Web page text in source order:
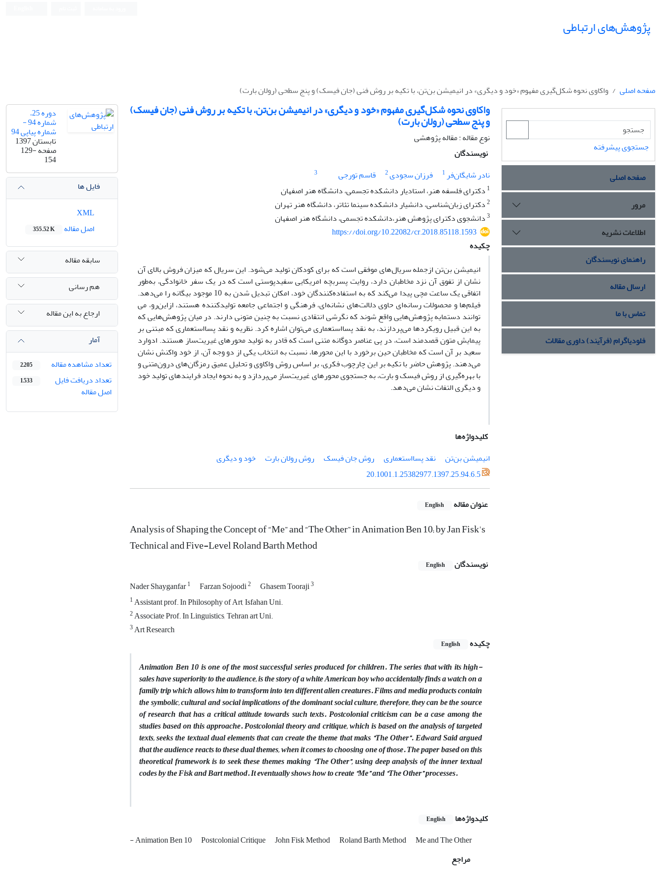
پژوهش‌های ارتباطی
صفحه اصلی واکاوی نحوه شکل‌گیری مفهوم «خود و دیگری» در انیمیشن بن‌تن، با تکیه بر روش فنی (جان فیسک) و پنج سطحی (رولان بارت)
واکاوی نحوه شکل‌گیری مفهوم «خود و دیگری» در انیمیشن بن‌تن، با تکیه بر روش فنی (جان فیسک)
و پنج سطحی (رولان بارت)
نوع مقاله : مقاله پژوهشی
نویسندگان
نادر شایگان‌فر1 فرزان سجودی2 قاسم تورجی
3
1 دکترای فلسفه هنر، استادیار دانشکده تجسمی، دانشگاه هنر اصفهان
2دکترای زبان‌شناسی، دانشیار دانشکده سینما تئاتر، دانشگاه هنر تهران
3دانشجوی دکترای پژوهش هنر،دانشکده تجسمی، دانشگاه هنر اصفهان
https://doi.org/10.22082/cr.2018.85118.1593
چکیده
انیمیشن بن‌­تن ازجمله سریال‌های موفقی است که برای کودکان تولید می­‌شود. این سریال که میزان فروش بالای آن
نشان از تفوق آن نزد مخاطبان دارد، روایت پسربچه امریکایی سفیدپوستی است که در یک سفر خانوادگی، به­‌طور
اتفاقی یک ساعت مچی پیدا می­‌کند که به استفاده‌کنندگان خود، امکان تبدیل شدن به 10 موجود بیگانه را می­‌دهد.
فیلم­‌ها و محصولات رسانه­‌ای حاوی دلالت‌های نشانه­‌ای، فرهنگی و اجتماعی جامعه تولیدکننده هستند، ازاین‌رو، می­‌
توانند دستمایه پژوهش‌­هایی واقع شوند که نگرشی انتقادی نسبت به چنین متونی دارند. در میان پژوهش­‌هایی که
به این قبیل رویکردها می‌پردازند، به نقد پسااستعماری می­‌توان اشاره کرد. نظریه و نقد پسااستعماری که مبتنی بر
پیمایش متون قصدمند است، در پی عناصر دوگانه متنی است که قادر به تولید محورهای غیریت­‌ساز هستند. ادوارد
سعید بر آن است که مخاطبان حین برخورد با این محورها، نسبت به انتخاب یکی از دو وجه آن، از خود واکنش نشان
می­‌دهند. پژوهش حاضر با تکیه بر این چارچوب فکری، بر اساس روش واکاوی و تحلیل عمیق رمزگان­‌های درون‌متنی و
با بهره­‌گیری از روش فیسک و بارت، به جستجوی محورهای غیریت­‌ساز می‌پردازد و به نحوه ایجاد فرایندهای تولید خود
و دیگری التفات نشان می‌­دهد.
کلیدواژه‌ها
انیمیشن بن­‌تن
نقد پسااستعماری روش جان فیسک روش رولان بارت
خود و دیگری
20.1001.1.25382977.1397.25.94.6.5
عنوان مقاله English
Analysis of Shaping the Concept of “Me” and “The Other” in Animation Ben 10; by Jan Fisk's
Technical and Five-Level Roland Barth Method
نویسندگان English
Nader Shayganfar1 Farzan Sojoodi2 Ghasem Tooraji3
1Assistant prof. In Philosophy of Art, Isfahan Uni.
2Associate Prof. In Linguistics, Tehran art Uni.
3Art Research
چکیده
English
Animation Ben 10 is one of the most successful series produced for children. The series that with its high-
sales have superiority to the audience, is the story of a white American boy who accidentally finds a watch on a
family trip which allows him to transform into ten different alien creatures. Films and media products contain
the symbolic, cultural and social implications of the dominant social culture, therefore, they can be the source
of research that has a critical attitude towards such texts. Postcolonial criticism can be a case among the
studies based on this approache. Postcolonial theory and critique, which is based on the analysis of targeted
texts, seeks the textual dual elements that can create the theme that maks “The Other”. Edward Said argued
that the audience reacts to these dual themes, when it comes to choosing one of those. The paper based on this
theoretical framework is to seek these themes making “The Other”, using deep analysis of the inner textual
codes by the Fisk and Bart method. It eventually shows how to create “Me” and “The Other” processes.
کلیدواژه‌ها English
- Animation Ben 10 Postcolonial Critique John Fisk Method Roland Barth Method
Me and The Other
مراجع
دوره 25،
شماره 94 -
شماره پیاپی 94
تابستان 1397
صفحه129-
154
فایل ها
اصل مقاله
355.52 K
سابقه مقاله
هم رسانی
ارجاع به این مقاله
آمار
تعداد مشاهده مقاله
2,205
تعداد دریافت فایل
اصل مقاله
1,533
جستجوی پیشرفته
صفحه اصلی
مرور
اطلاعات نشریه
راهنمای نویسندگان
ارسال مقاله
تماس با ما
فلودیاگرام (فرآیند) داوری مقالات